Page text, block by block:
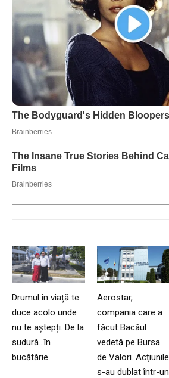
Drumul în viață te
duce acolo unde
nu te aștepți. De la
sudură…în
bucătărie
Aerostar,
compania care a
făcut Bacăul
vedetă pe Bursa
de Valori. Acțiunile
s-au dublat într-un